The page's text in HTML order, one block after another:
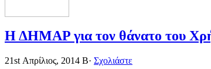
Η ΔΗΜΑΡ για τον θάνατο του
21st Απρίλιος, 2014 Β· Σχολιάστε